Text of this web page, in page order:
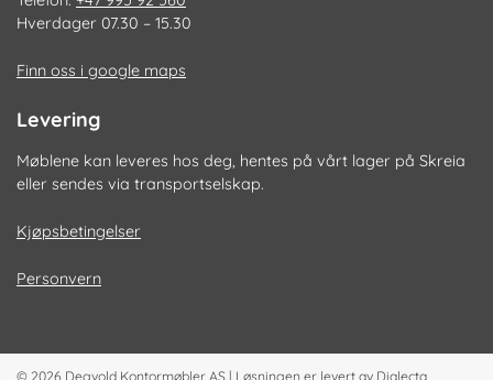
Hverdager 07.30 – 15.30
Finn oss i google maps
Levering
Møblene kan leveres hos deg, hentes på vårt lager på Skreia
eller sendes via transportselskap.
Kjøpsbetingelser
Personvern
© 2026 Degvold Kontormøbler AS | Løsningen er levert av Dialecta